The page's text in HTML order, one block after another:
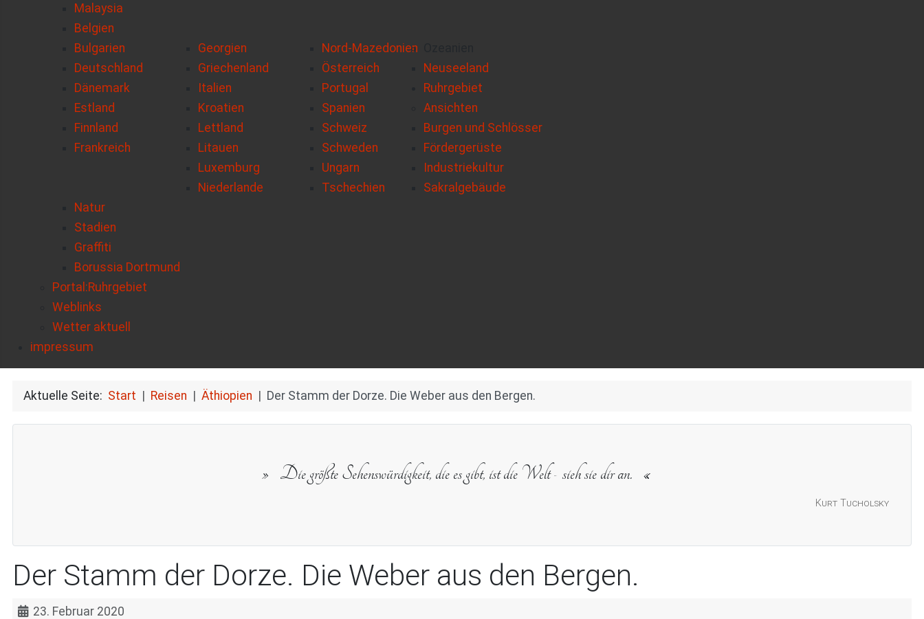
Malaysia
Belgien
Bulgarien
Deutschland
Dänemark
Estland
Finnland
Frankreich
Georgien
Griechenland
Italien
Kroatien
Lettland
Litauen
Luxemburg
Niederlande
Nord-Mazedonien
Österreich
Portugal
Spanien
Schweiz
Schweden
Ungarn
Tschechien
Neuseeland
Ruhrgebiet
Ansichten
Burgen und Schlösser
Fördergerüste
Industriekultur
Sakralgebäude
Natur
Stadien
Graffiti
Borussia Dortmund
Portal:Ruhrgebiet
Weblinks
Wetter aktuell
impressum
Aktuelle Seite: Start Reisen Äthiopien Der Stamm der Dorze. Die Weber aus den Bergen.
Kurt Tucholsky
Die größte Sehenswürdigkeit, die es gibt, ist die Welt - sieh sie dir an.
Der Stamm der Dorze. Die Weber aus den Bergen.
23. Februar 2020